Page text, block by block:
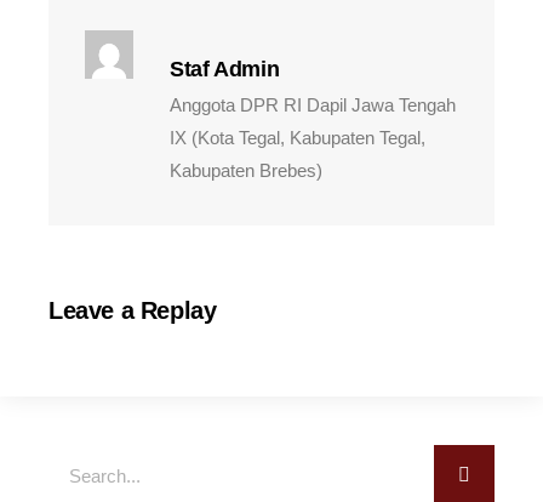
Staf Admin
Anggota DPR RI Dapil Jawa Tengah
IX (Kota Tegal, Kabupaten Tegal,
Kabupaten Brebes)
Leave a Replay